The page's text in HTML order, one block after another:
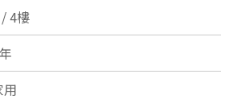
公寓
厝
4樓
用